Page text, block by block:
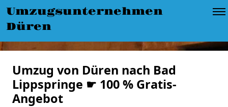
Umzugsunternehmen
Düren
Umzug von Düren nach Bad
Lippspringe ☛ 100 % Gratis-
Angebot